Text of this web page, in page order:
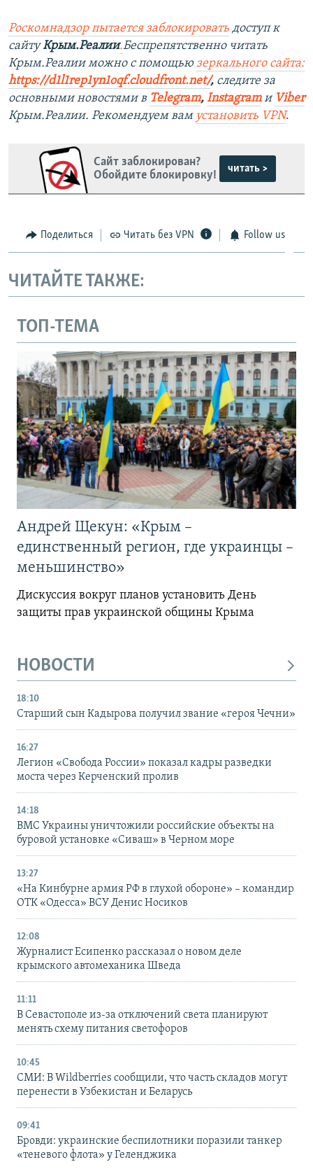
Роскомнадзор пытается заблокировать доступ к
сайтуКрым.Реалии.Беспрепятственно читать
Крым.Реалии можно с помощью зеркального сайта:
https://d1l1rep1yn1oqf.cloudfront.net/, следите за
основными новостями в Telegram, Instagramи Viber
Крым.Реалии. Рекомендуем вам установить VPN.
Сайт заблокирован?
Обойдите блокировку!
читать >
Поделиться Читать без VPN Follow us
ЧИТАЙТЕ ТАКЖЕ:
ТОП-ТЕМА
Андрей Щекун: «Крым –
единственный регион, где украинцы –
меньшинство»
Дискуссия вокруг планов установить День
защиты прав украинской общины Крыма
НОВОСТИ
18:10
Старший сын Кадырова получил звание «героя Чечни»
16:27
Легион «Свобода России» показал кадры разведки
моста через Керченский пролив
14:18
ВМС Украины уничтожили российские объекты на
буровой установке «Сиваш» в Черном море
13:27
«На Кинбурне армия РФ в глухой обороне» – командир
ОТК «Одесса» ВСУ Денис Носиков
12:08
Журналист Есипенко рассказал о новом деле
крымского автомеханика Шведа
11:11
В Севастополе из-за отключений света планируют
менять схему питания светофоров
10:45
СМИ: В Wildberries сообщили, что часть складов могут
перенести в Узбекистан и Беларусь
09:41
Бровди: украинские беспилотники поразили танкер
«теневого флота» у Геленджика